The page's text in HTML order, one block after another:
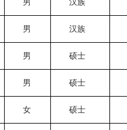
男 汉族
男 硕士
男 硕士
女 硕士